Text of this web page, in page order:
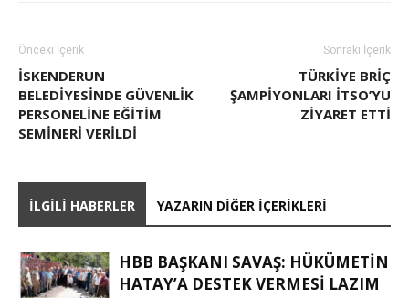
Önceki İçerik
İSKENDERUN
BELEDİYESİNDE GÜVENLİK
PERSONELİNE EĞİTİM
SEMİNERİ VERİLDİ
Sonraki İçerik
TÜRKİYE BRİÇ
ŞAMPİYONLARI İTSO’YU
ZİYARET ETTİ
İLGILI HABERLER YAZARIN DIĞER İÇERIKLERI
HBB BAŞKANI SAVAŞ: HÜKÜMETİN
HATAY’A DESTEK VERMESİ LAZIM